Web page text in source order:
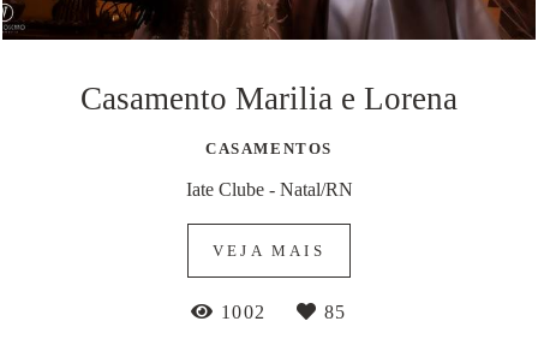
Casamento Marilia e Lorena
CASAMENTOS
Iate Clube - Natal/RN
VEJA MAIS
1002 85